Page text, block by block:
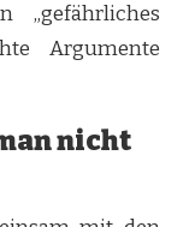
„gefährliches
Argumente
nicht